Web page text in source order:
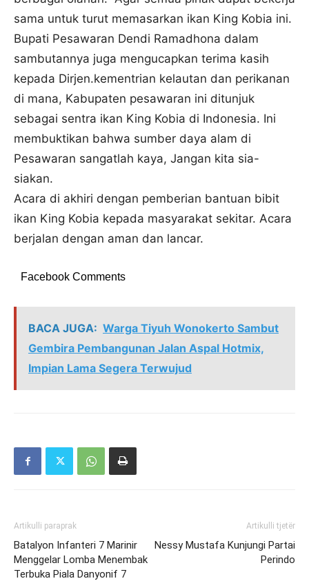
sama untuk turut memasarkan ikan King Kobia ini.
Bupati Pesawaran Dendi Ramadhona dalam
sambutannya juga mengucapkan terima kasih
kepada Dirjen.kementrian kelautan dan perikanan
di mana, Kabupaten pesawaran ini ditunjuk
sebagai sentra ikan King Kobia di Indonesia. Ini
membuktikan bahwa sumber daya alam di
Pesawaran sangatlah kaya, Jangan kita sia-
siakan.
Acara di akhiri dengan pemberian bantuan bibit
ikan King Kobia kepada masyarakat sekitar. Acara
berjalan dengan aman dan lancar.
Facebook Comments
BACA JUGA: Warga Tiyuh Wonokerto Sambut
Gembira Pembangunan Jalan Aspal Hotmix,
Impian Lama Segera Terwujud
Artikulli paraprak
Batalyon Infanteri 7 Marinir
Menggelar Lomba Menembak
Terbuka Piala Danyonif 7
Artikulli tjetër
Nessy Mustafa Kunjungi Partai
Perindo